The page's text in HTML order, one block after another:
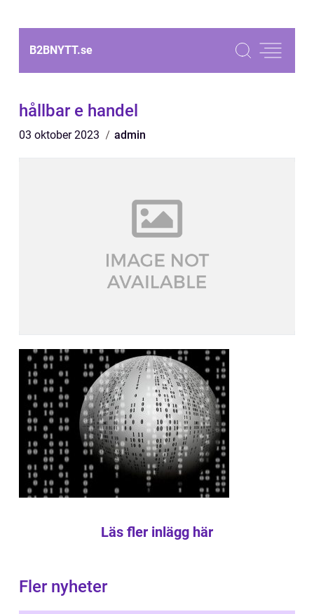
B2BNYTT.se
hållbar e handel
03 oktober 2023 admin
Läs fler inlägg här
Fler nyheter